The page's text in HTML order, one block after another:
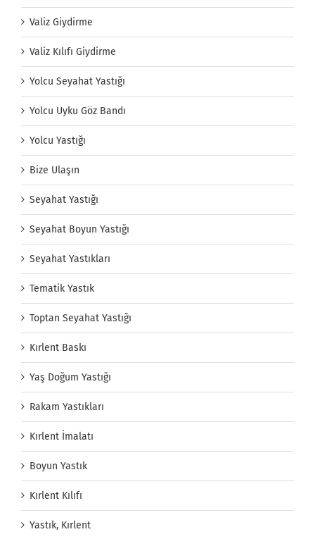
Valiz Giydirme
Valiz Kılıfı Giydirme
Yolcu Seyahat Yastığı
Yolcu Uyku Göz Bandı
Yolcu Yastığı
Bize Ulaşın
Seyahat Yastığı
Seyahat Boyun Yastığı
Seyahat Yastıkları
Tematik Yastık
Toptan Seyahat Yastığı
Kırlent Baskı
Yaş Doğum Yastığı
Rakam Yastıkları
Kırlent İmalatı
Boyun Yastık
Kırlent Kılıfı
Yastık, Kırlent